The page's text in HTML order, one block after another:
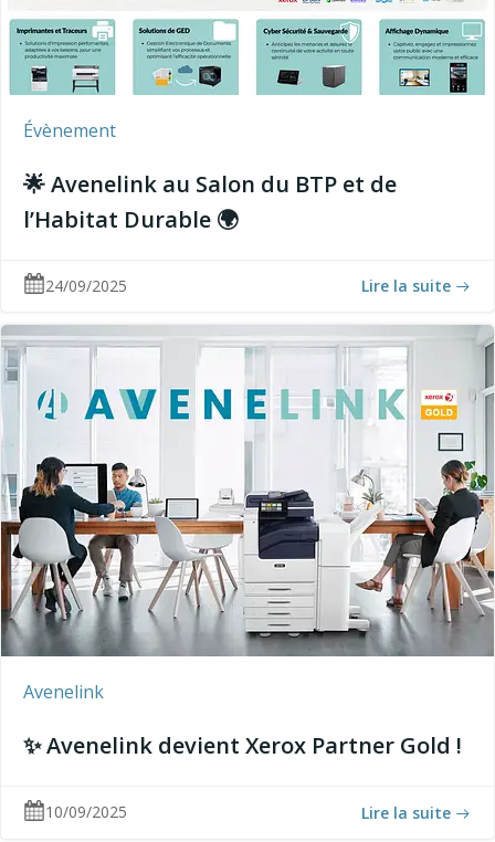
Évènement
🌟 Avenelink au Salon du BTP et de
l’Habitat Durable 🌍
24/09/2025 Lire la suite
Avenelink
✨ Avenelink devient Xerox Partner Gold !
10/09/2025 Lire la suite